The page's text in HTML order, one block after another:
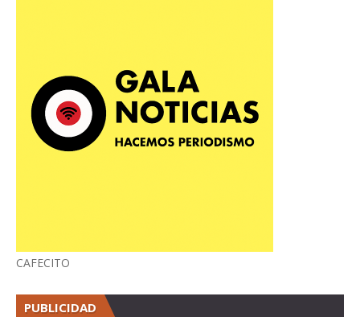
CAFECITO
PUBLICIDAD